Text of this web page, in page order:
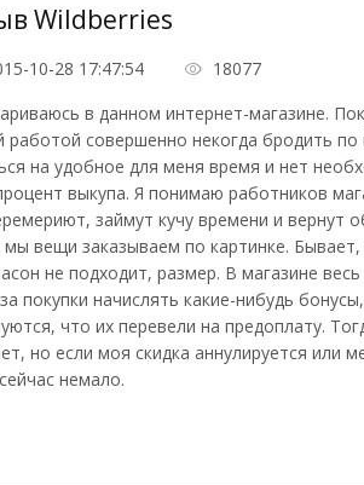
Wildberries
10-28 17:47:54 18077
в данном интернет-магазине.
совершенно некогда бродить
на удобное для меня время и нет
выкупа. Я понимаю работников
займут кучу времени и вернут
мы вещи заказываем по картинке.
не подходит, размер. В магазине
покупки начислять какие-нибудь
что их перевели на предоплату.
но если моя скидка аннулируется или
немало.